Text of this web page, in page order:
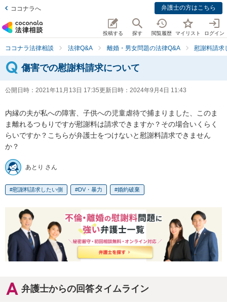
ココナラへ 弁護士の方はこちら
投稿する 探す 閲覧履歴 マイリスト ログイン
ココナラ法律相談 法律Q&A 離婚・男女問題の法律Q&A 慰謝料請求
傷害での慰謝料請求について
公開日時： 2021年11月13日 17:35更新日時： 2024年9月4日 11:43
内縁の夫が私への障害、子供への児童虐待で捕まりました、このま
ま離れるつもりですが慰謝料は請求できますか？その場合いくらく
らいですか？こちらが弁護士をつけないと慰謝料請求できません
か？
あとり さん
慰謝料請求したい側 DV・暴力 婚約破棄
弁護士からの回答タイムライン